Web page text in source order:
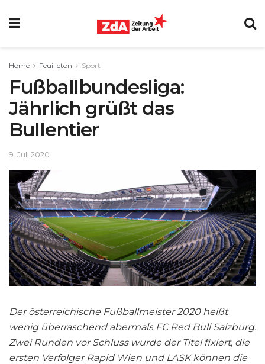
Home Feuilleton Sport
Fußballbundesliga:
Jährlich grüßt das
Bullentier
9. Juli 2020
Der österreichische Fußballmeister 2020 heißt
wenig überraschend abermals FC Red Bull Salzburg.
Zwei Runden vor Schluss wurde der Titel fixiert, die
ersten Verfolger Rapid Wien und LASK können die